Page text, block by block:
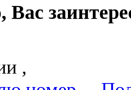
Вас
,